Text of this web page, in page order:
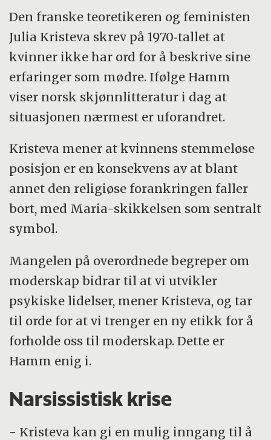
Den franske teoretikeren og feministen
Julia Kristeva skrev på 1970‑tallet at
kvinner ikke har ord for å beskrive sine
erfaringer som mødre. Ifølge Hamm
viser norsk skjønnlitteratur i dag at
situasjonen nærmest er uforandret.
Kristeva mener at kvinnens stemmeløse
posisjon er en konsekvens av at blant
annet den religiøse forankringen faller
bort, med Maria-skikkelsen som sentralt
symbol.
Mangelen på overordnede begreper om
moderskap bidrar til at vi utvikler
psykiske lidelser, mener Kristeva, og tar
til orde for at vi trenger en ny etikk for å
forholde oss til moderskap. Dette er
Hamm enig i.
Narsissistisk krise
- Kristeva kan gi en mulig inngang til å